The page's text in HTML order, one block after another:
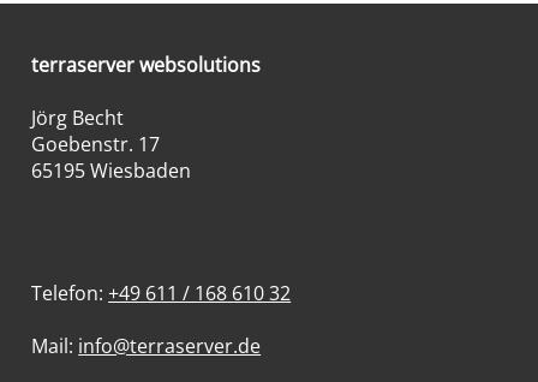
terraserver websolutions
Jörg Becht
Goebenstr. 17
65195 Wiesbaden
Telefon:+49 611 / 168 610 32
Mail: info@terraserver.de